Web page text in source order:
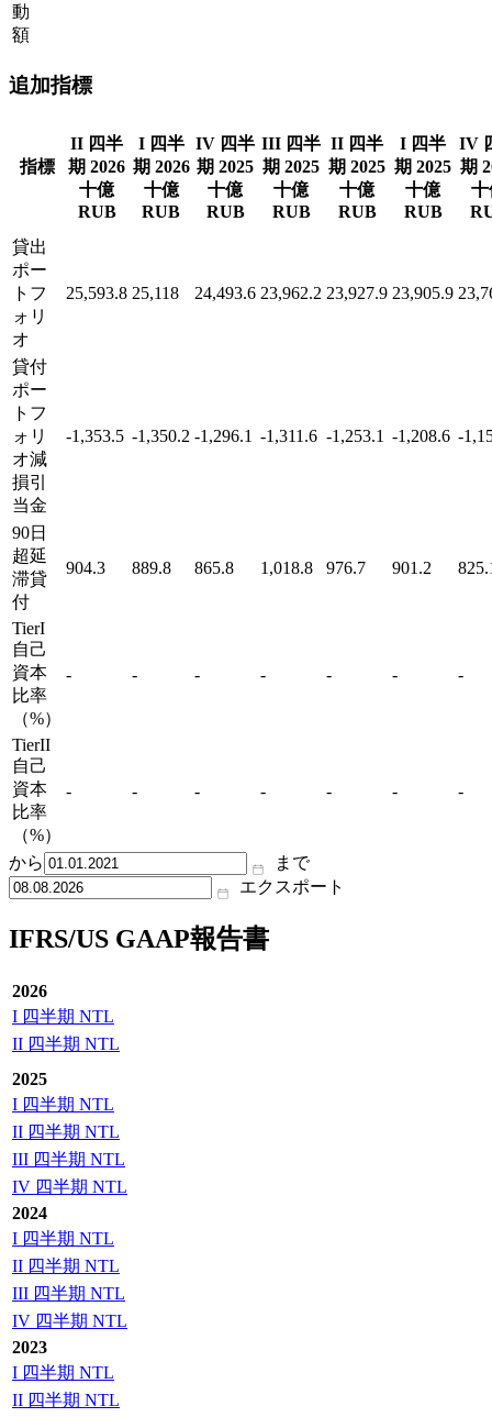
動
額
追加指標
指標
II 四半
期 2026
十億
RUB
I 四半
期 2026
十億
RUB
IV 四半
期 2025
十億
RUB
III 四半
期 2025
十億
RUB
II 四半
期 2025
十億
RUB
I 四半
期 2025
十億
RUB
IV
期
十
貸出
ポー
トフ
ォリ
オ
25,593.8 25,118 24,493.6 23,962.2 23,927.9 23,905.9
貸付
ポー
トフ
ォリ
オ減
損引
当金
-1,353.5 -1,350.2 -1,296.1 -1,311.6 -1,253.1 -1,208.6 -
90日
超延
滞貸
付
904.3 889.8 865.8 1,018.8 976.7 901.2
TierI
自己
資本
比率
（%）
- - - - - - -
TierII
自己
資本
比率
（%）
- - - - - - -
から
まで
エクスポート
IFRS/US GAAP報告書
2026
I 四半期 NTL
II 四半期 NTL
2025
I 四半期 NTL
II 四半期 NTL
III 四半期 NTL
IV 四半期 NTL
2024
I 四半期 NTL
II 四半期 NTL
III 四半期 NTL
IV 四半期 NTL
2023
I 四半期 NTL
II 四半期 NTL